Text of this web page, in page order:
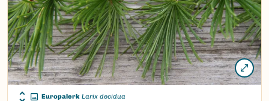
Europalerk Larix decidua